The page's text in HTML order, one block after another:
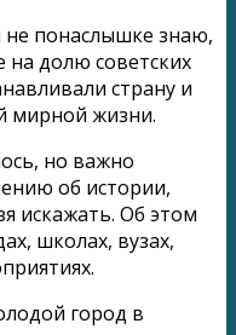
не понаслышке знаю,
на долю советских
страну и
мирной жизни.
но важно
об истории,
искажать. Об этом
школах, вузах,
город в